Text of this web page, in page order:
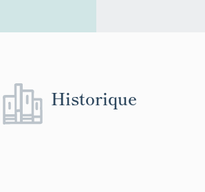
Historique